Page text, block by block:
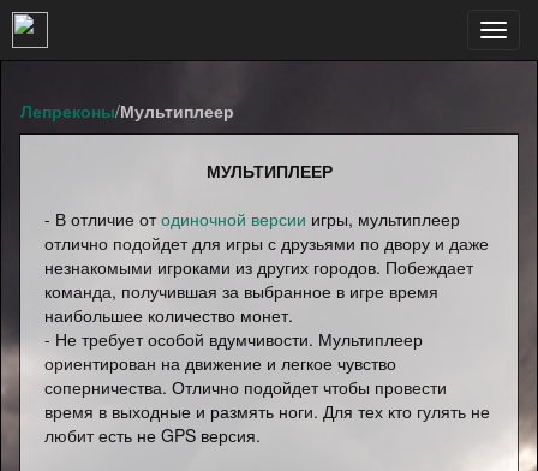
Таблица естьcnt=28993
Лепреконы/Мультиплеер
МУЛЬТИПЛЕЕР
- В отличие отодиночной версии игры, мультиплеер
отлично подойдет для игры с друзьями по двору и даже
незнакомыми игроками из других городов. Побеждает
команда, получившая за выбранное в игре время
наибольшее количество монет.
- Не требует особой вдумчивости. Мультиплеер
ориентирован на движение и легкое чувство
соперничества. Отлично подойдет чтобы провести
время в выходные и размять ноги. Для тех кто гулять не
любит есть не GPS версия.